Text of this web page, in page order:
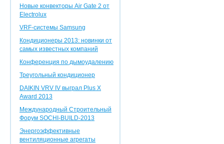
Новые конвекторы Air Gate 2 от
Electrolux
VRF-системы Samsung
Кондиционеры 2013: новинки от
самых известных компаний
Конференция по дымоудалению
Треугольный кондиционер
DAIKIN VRV IV выграл Plus X
Award 2013
Международный Строительный
Форум SOCHI-BUILD-2013
Энергоэффективные
вентиляционные агрегаты